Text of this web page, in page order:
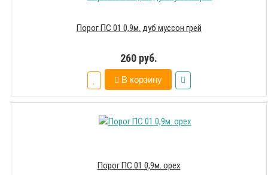
Порог ПС 01 0,9м. дуб муссон грей
260 руб.
В корзину
Порог ПС 01 0,9м. орех